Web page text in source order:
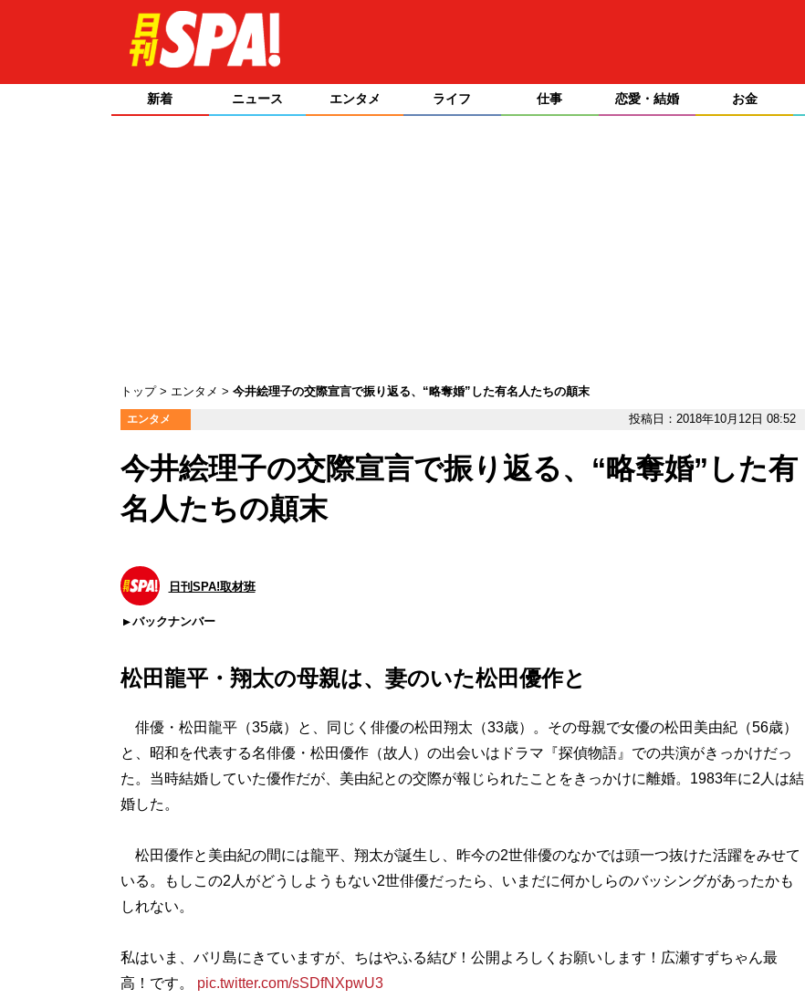
新着 ニュース エンタメ ライフ 仕事 恋愛・結婚 お金
トップ エンタメ 今井絵理子の交際宣言で振り返る、“略奪婚”した有名人たちの顛末
エンタメ 投稿日：2018年10月12日 08:52
今井絵理子の交際宣言で振り返る、“略奪婚”した有
名人たちの顛末
日刊SPA!取材班
バックナンバー
松田龍平・翔太の母親は、妻のいた松田優作と
俳優・松田龍平（35歳）と、同じく俳優の松田翔太（33歳）。その母親で女優の松田美由紀（56歳）
と、昭和を代表する名俳優・松田優作（故人）の出会いはドラマ『探偵物語』での共演がきっかけだっ
た。当時結婚していた優作だが、美由紀との交際が報じられたことをきっかけに離婚。1983年に2人は結
婚した。
松田優作と美由紀の間には龍平、翔太が誕生し、昨今の2世俳優のなかでは頭一つ抜けた活躍をみせて
いる。もしこの2人がどうしようもない2世俳優だったら、いまだに何かしらのバッシングがあったかも
しれない。
私はいま、バリ島にきていますが、ちはやふる結び！公開よろしくお願いします！広瀬すずちゃん最
高！です。 pic.twitter.com/sSDfNXpwU3